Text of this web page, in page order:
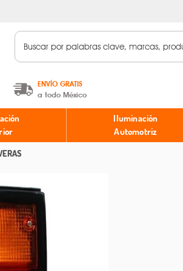
ENVÍO GRATIS
a todo México
A partir de $599 MXN.
* Aplican restricciones
Iluminación
Automotriz